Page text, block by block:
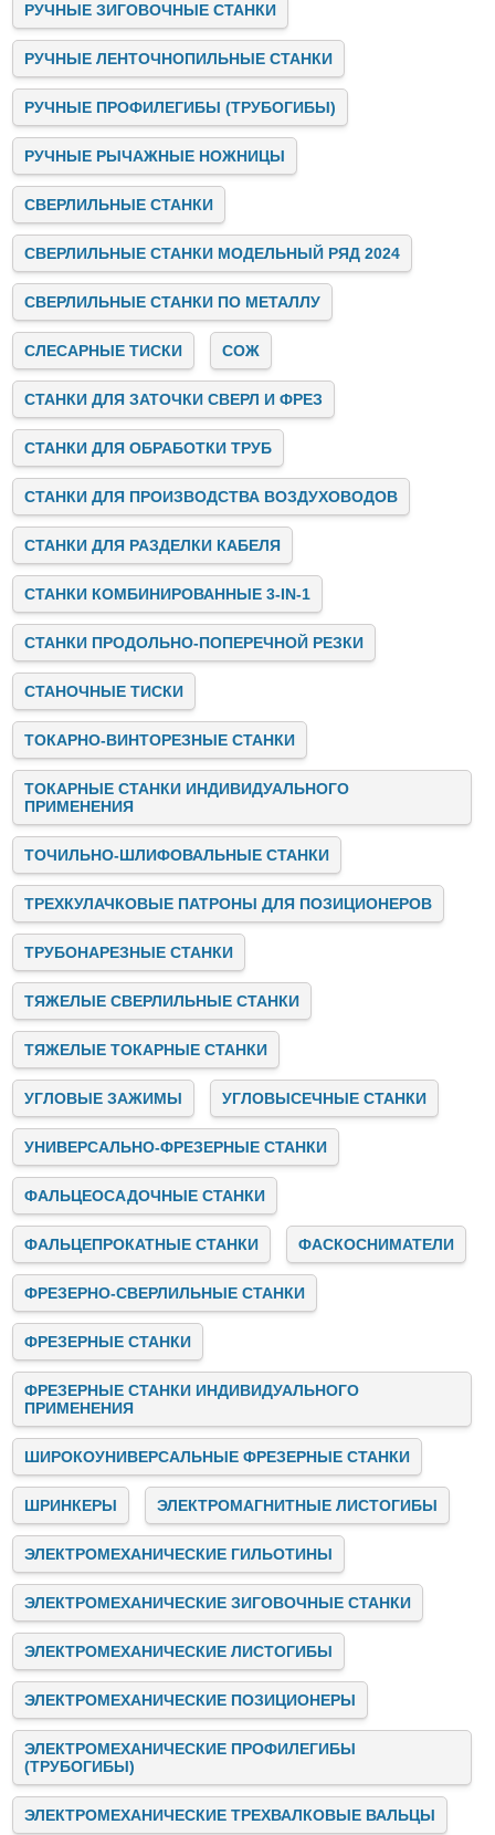
РУЧНЫЕ ЗИГОВОЧНЫЕ СТАНКИ
РУЧНЫЕ ЛЕНТОЧНОПИЛЬНЫЕ СТАНКИ
РУЧНЫЕ ПРОФИЛЕГИБЫ (ТРУБОГИБЫ)
РУЧНЫЕ РЫЧАЖНЫЕ НОЖНИЦЫ
СВЕРЛИЛЬНЫЕ СТАНКИ
СВЕРЛИЛЬНЫЕ СТАНКИ МОДЕЛЬНЫЙ РЯД 2024
СВЕРЛИЛЬНЫЕ СТАНКИ ПО МЕТАЛЛУ
СЛЕСАРНЫЕ ТИСКИ СОЖ
СТАНКИ ДЛЯ ЗАТОЧКИ СВЕРЛ И ФРЕЗ
СТАНКИ ДЛЯ ОБРАБОТКИ ТРУБ
СТАНКИ ДЛЯ ПРОИЗВОДСТВА ВОЗДУХОВОДОВ
СТАНКИ ДЛЯ РАЗДЕЛКИ КАБЕЛЯ
СТАНКИ КОМБИНИРОВАННЫЕ 3-IN-1
СТАНКИ ПРОДОЛЬНО-ПОПЕРЕЧНОЙ РЕЗКИ
СТАНОЧНЫЕ ТИСКИ
ТОКАРНО-ВИНТОРЕЗНЫЕ СТАНКИ
ТОКАРНЫЕ СТАНКИ ИНДИВИДУАЛЬНОГО
ПРИМЕНЕНИЯ
ТОЧИЛЬНО-ШЛИФОВАЛЬНЫЕ СТАНКИ
ТРЕХКУЛАЧКОВЫЕ ПАТРОНЫ ДЛЯ ПОЗИЦИОНЕРОВ
ТРУБОНАРЕЗНЫЕ СТАНКИ
ТЯЖЕЛЫЕ СВЕРЛИЛЬНЫЕ СТАНКИ
ТЯЖЕЛЫЕ ТОКАРНЫЕ СТАНКИ
УГЛОВЫЕ ЗАЖИМЫ УГЛОВЫСЕЧНЫЕ СТАНКИ
УНИВЕРСАЛЬНО-ФРЕЗЕРНЫЕ СТАНКИ
ФАЛЬЦЕОСАДОЧНЫЕ СТАНКИ
ФАЛЬЦЕПРОКАТНЫЕ СТАНКИ ФАСКОСНИМАТЕЛИ
ФРЕЗЕРНО-СВЕРЛИЛЬНЫЕ СТАНКИ
ФРЕЗЕРНЫЕ СТАНКИ
ФРЕЗЕРНЫЕ СТАНКИ ИНДИВИДУАЛЬНОГО
ПРИМЕНЕНИЯ
ШИРОКОУНИВЕРСАЛЬНЫЕ ФРЕЗЕРНЫЕ СТАНКИ
ШРИНКЕРЫ ЭЛЕКТРОМАГНИТНЫЕ ЛИСТОГИБЫ
ЭЛЕКТРОМЕХАНИЧЕСКИЕ ГИЛЬОТИНЫ
ЭЛЕКТРОМЕХАНИЧЕСКИЕ ЗИГОВОЧНЫЕ СТАНКИ
ЭЛЕКТРОМЕХАНИЧЕСКИЕ ЛИСТОГИБЫ
ЭЛЕКТРОМЕХАНИЧЕСКИЕ ПОЗИЦИОНЕРЫ
ЭЛЕКТРОМЕХАНИЧЕСКИЕ ПРОФИЛЕГИБЫ
(ТРУБОГИБЫ)
ЭЛЕКТРОМЕХАНИЧЕСКИЕ ТРЕХВАЛКОВЫЕ ВАЛЬЦЫ